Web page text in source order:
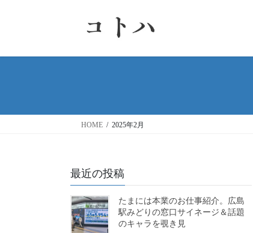
HOME 2025年2月
最近の投稿
たまには本業のお仕事紹介。広島
駅みどりの窓口サイネージ＆話題
のキャラを覗き見